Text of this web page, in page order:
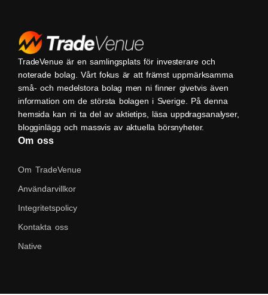
TradeVenue är en samlingsplats för investerare och
noterade bolag. Vårt fokus är att främst uppmärksamma
små- och medelstora bolag men ni finner givetvis även
information om de största bolagen i Sverige. På denna
hemsida kan ni ta del av aktietips, läsa uppdragsanalyser,
blogginlägg och massvis av aktuella börsnyheter.
Om oss
Om TradeVenue
Användarvillkor
Integritetspolicy
Kontakta oss
Native